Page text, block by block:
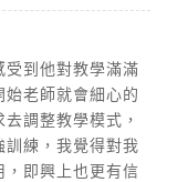
到他對教學滿滿
老師就會細心的
調整教學模式，
訓練，我覺得對我
，即興上也更有信